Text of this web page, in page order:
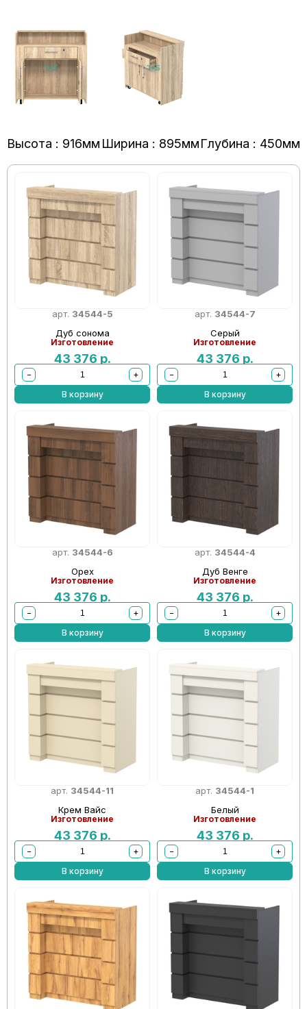
Высота : 916мм Ширина : 895ммГлубина : 450мм
арт. 34544-5
Дуб сонома
Изготовление
43 376 р.
−
+
В корзину
арт. 34544-7
Серый
Изготовление
43 376 р.
−
+
В корзину
арт. 34544-6
Орех
Изготовление
43 376 р.
−
+
В корзину
арт. 34544-4
Дуб Венге
Изготовление
43 376 р.
−
+
В корзину
арт. 34544-11
Крем Вайс
Изготовление
43 376 р.
−
+
В корзину
арт. 34544-1
Белый
Изготовление
43 376 р.
−
+
В корзину